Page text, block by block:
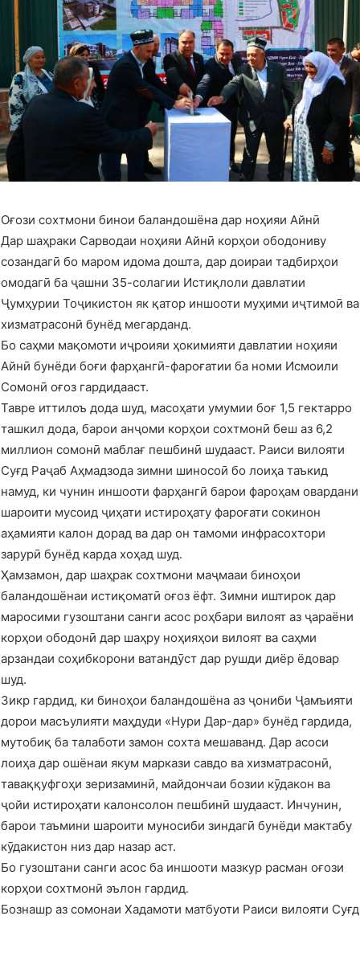
Оғози сохтмони бинои баландошёна дар ноҳияи Айнӣ
Дар шаҳраки Сарводаи ноҳияи Айнӣ корҳои ободониву
созандагӣ бо маром идома дошта, дар доираи тадбирҳои
омодагӣ ба ҷашни 35-солагии Истиқлоли давлатии
Ҷумҳурии Тоҷикистон як қатор иншооти муҳими иҷтимоӣ ва
хизматрасонӣ бунёд мегарданд.
Бо саҳми мақомоти иҷроияи ҳокимияти давлатии ноҳияи
Айнӣ бунёди боғи фарҳангӣ-фароғатии ба номи Исмоили
Сомонӣ оғоз гардидааст.
Тавре иттилоъ дода шуд, масоҳати умумии боғ 1,5 гектарро
ташкил дода, барои анҷоми корҳои сохтмонӣ беш аз 6,2
миллион сомонӣ маблағ пешбинӣ шудааст. Раиси вилояти
Суғд Раҷаб Аҳмадзода зимни шиносоӣ бо лоиҳа таъкид
намуд, ки чунин иншооти фарҳангӣ барои фароҳам овардани
шароити мусоид ҷиҳати истироҳату фароғати сокинон
аҳамияти калон дорад ва дар он тамоми инфрасохтори
зарурӣ бунёд карда хоҳад шуд.
Ҳамзамон, дар шаҳрак сохтмони маҷмааи биноҳои
баландошёнаи истиқоматӣ оғоз ёфт. Зимни иштирок дар
маросими гузоштани санги асос роҳбари вилоят аз ҷараёни
корҳои ободонӣ дар шаҳру ноҳияҳои вилоят ва саҳми
арзандаи соҳибкорони ватандӯст дар рушди диёр ёдовар
шуд.
Зикр гардид, ки биноҳои баландошёна аз ҷониби Ҷамъияти
дорои масъулияти маҳдуди «Нури Дар-дар» бунёд гардида,
мутобиқ ба талаботи замон сохта мешаванд. Дар асоси
лоиҳа дар ошёнаи якум маркази савдо ва хизматрасонӣ,
таваққуфгоҳи зеризаминӣ, майдончаи бозии кӯдакон ва
ҷойи истироҳати калонсолон пешбинӣ шудааст. Инчунин,
барои таъмини шароити муносиби зиндагӣ бунёди мактабу
кӯдакистон низ дар назар аст.
Бо гузоштани санги асос ба иншооти мазкур расман оғози
корҳои сохтмонӣ эълон гардид.
Бознашр аз сомонаи Хадамоти матбуоти Раиси вилояти Суғд